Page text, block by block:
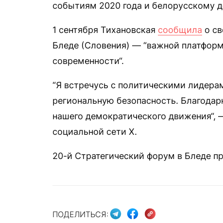
событиям 2020 года и белорусскому
1 сентября Тихановская сообщила о
Бледе (Словения) — “важной
современности“.
“Я встречусь с политическими
региональную безопасность.
нашего демократического
социальной сети Х.
20-й Стратегический форум в Бледе
ПОДЕЛИТЬСЯ: